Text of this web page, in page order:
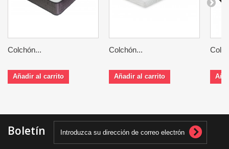
Colchón...
Añadir al carrito
Colchón...
Añadir al carrito
Boletín